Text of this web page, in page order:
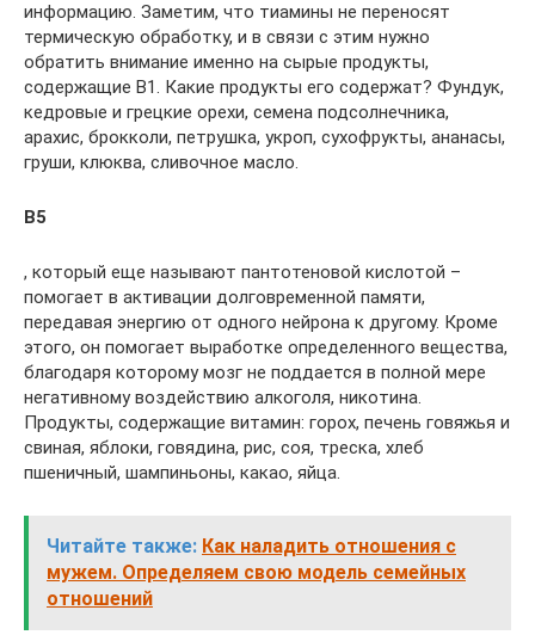
информацию. Заметим, что тиамины не переносят
термическую обработку, и в связи с этим нужно
обратить внимание именно на сырые продукты,
содержащие В1. Какие продукты его содержат? Фундук,
кедровые и грецкие орехи, семена подсолнечника,
арахис, брокколи, петрушка, укроп, сухофрукты, ананасы,
груши, клюква, сливочное масло.
В5
, который еще называют пантотеновой кислотой –
помогает в активации долговременной памяти,
передавая энергию от одного нейрона к другому. Кроме
этого, он помогает выработке определенного вещества,
благодаря которому мозг не поддается в полной мере
негативному воздействию алкоголя, никотина.
Продукты, содержащие витамин: горох, печень говяжья и
свиная, яблоки, говядина, рис, соя, треска, хлеб
пшеничный, шампиньоны, какао, яйца.
Читайте также: Как наладить отношения с
мужем. Определяем свою модель семейных
отношений